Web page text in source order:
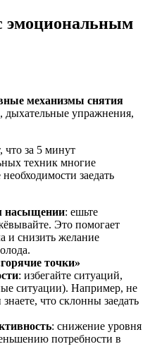
эмоциональным
механизмы снятия
дыхательные упражнения,
что за 5 минут
техник многие
заедать
насыщении: ешьте
Это помогает
и снизить желание
точки»
: избегайте ситуаций,
ситуации). Например, не
что склонны заедать
: снижение уровня
потребности в